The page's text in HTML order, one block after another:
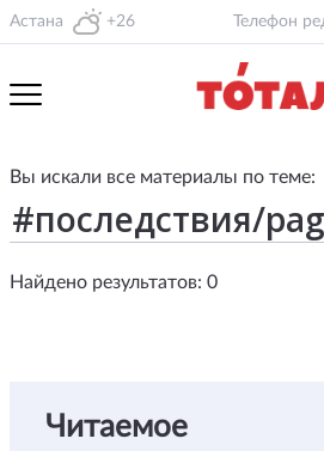
Астана +26 Телефон
Вы искали все материалы по теме:
Найдено результатов: 0
Читаемое